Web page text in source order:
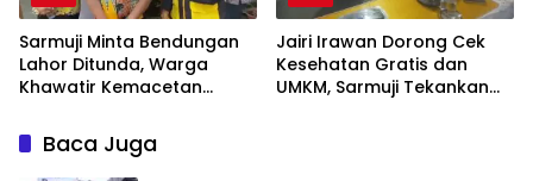
Sarmuji Minta Bendungan
Lahor Ditunda, Warga
Khawatir Kemacetan
Jairi Irawan Dorong Cek
Kesehatan Gratis dan
UMKM, Sarmuji Tekankan
Baca Juga